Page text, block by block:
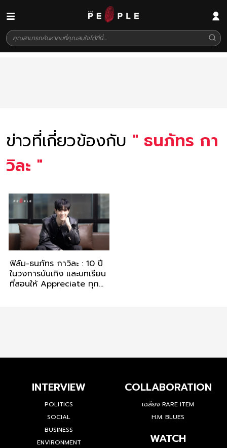
ข่าวที่เกี่ยวข้องกับ " ธนภัทร กา
วิละ "
ฟิล์ม-ธนภัทร กาวิละ : 10 ปี
ในวงการบันเทิง และบทเรียน
ที่สอนให้ Appreciate ทุก
INTERVIEW
POLITICS
SOCIAL
BUSINESS
ENVIRONMENT
COLLABORATION
เฉลียง RARE ITEM
H.M. BLUES
WATCH